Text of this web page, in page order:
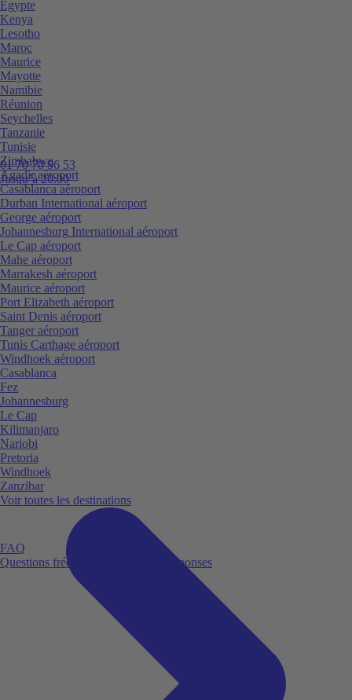
01 70 70 96 53
Jusqu’à 20:00
FAQ
Questions fréquemment posées et réponses
Égypte
Kenya
Lesotho
Maroc
Maurice
Mayotte
Namibie
Réunion
Seychelles
Tanzanie
Tunisie
Zimbabwe
Agadir aéroport
Casablanca aéroport
Durban International aéroport
George aéroport
Johannesburg International aéroport
Le Cap aéroport
Mahe aéroport
Marrakesh aéroport
Maurice aéroport
Port Elizabeth aéroport
Saint Denis aéroport
Tanger aéroport
Tunis Carthage aéroport
Windhoek aéroport
Casablanca
Fez
Johannesburg
Le Cap
Kilimanjaro
Nariobi
Pretoria
Windhoek
Zanzibar
Voir toutes les destinations